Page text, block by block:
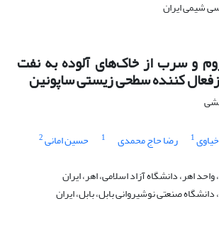
و سرب از خاک‌های آلوده به نفت
کننده سطحی زیستی ساپونین
1 رضا حاج محمدی 1 حسین امانی2
اهر، دانشگاه آزاد اسلامی، اهر، ایران
صنعتی نوشیروانی بابل، بابل، ایران